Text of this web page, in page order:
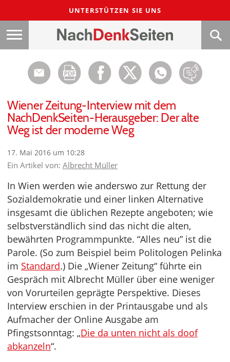
UNTERSTÜTZEN SIE UNS
Wiener Zeitung-Interview mit dem
NachDenkSeiten-Herausgeber: Der alte
Weg ist der moderne Weg
17. Mai 2016 um 10:28
Ein Artikel von: Albrecht Müller
In Wien werden wie anderswo zur Rettung der
Sozialdemokratie und einer linken Alternative
insgesamt die üblichen Rezepte angeboten; wie
selbstverständlich sind das nicht die alten,
bewährten Programmpunkte. “Alles neu” ist die
Parole. (So zum Beispiel beim Politologen Pelinka
im Standard.) Die „Wiener Zeitung“ führte ein
Gespräch mit Albrecht Müller über eine weniger
von Vorurteilen geprägte Perspektive. Dieses
Interview erschien in der Printausgabe und als
Aufmacher der Online Ausgabe am
Pfingstsonntag: „Die da unten nicht als doof
abkanzeln“.